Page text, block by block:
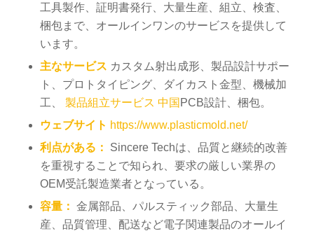
工具製作、証明書発行、大量生産、組立、検査、
梱包まで、オールインワンのサービスを提供して
います。
主なサービス カスタム射出成形、製品設計サポー
ト、プロトタイピング、ダイカスト金型、機械加
工、 製品組立サービス 中国 PCB設計、梱包。
ウェブサイト https://www.plasticmold.net/
利点がある：
Sincere Techは、品質と継続的改善
を重視することで知られ、要求の厳しい業界の
OEM受託製造業者となっている。
容量： 金属部品、パルスティック部品、大量生
産、品質管理、配送など電子関連製品のオールイ